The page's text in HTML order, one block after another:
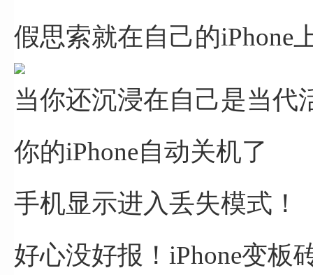
假思索就在自己的iPhone
当你还沉浸在自己是当
你的iPhone自动关机了
手机显示进入丢失模式！
好心没好报！iPhone变板